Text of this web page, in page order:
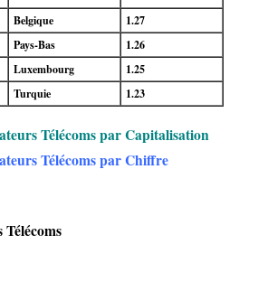
Belgique
1.27
Pays-Bas
1.26
Luxembourg
1.25
Turquie 1.23
Télécomspar Capitalisation
Télécomspar Chiffre
Télécoms